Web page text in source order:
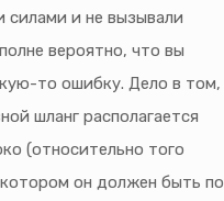
силами и не вызывали
вероятно, что вы
то ошибку. Дело в том,
шланг располагается
(относительно того
он должен быть по